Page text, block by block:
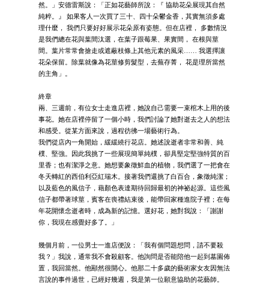
然。」安德雷斯說：「正如花藝師所說：『 協助花朵展現其自然
純粹。』 如果客人一次買了三十、四十朵鬱金香，其實無須多處
理什麼， 我們只要好好展示花朵原有姿態。但在店裡， 多數情況
是我們總在花與葉間汰選，在葉子跟莓果、果實間， 在根與莖
間。葉片常常會搶走或遮蔽枝條上其他元素的風采…… 我選擇讓
花朵保留。除葉就像為花莖修剪髮型，去蕪存菁， 花是理所當然
的主角」。
終章
兩、三週前，有位女士走進店裡，她說自己需要一束棺木上用的後
事花。她在店裡停留了一個小時，我們討論了她對逝去之人的想法
和感受。從某方面來說，過程彷彿一場藝術行為。
我們從店內一角開始，緩緩繞行花店。她述說逝者非常和善、純
樸、堅強。因此我挑了一些展現簡單純樸，卻具堅定堅強特質的百
里香；也有潔淨之意。她想要象徵鮮血的植物，我們選了一把會在
冬天轉紅的西伯利亞紅瑞木。接著我們還挑了白百合，象徵純潔；
以及藍色的風信子，藉顏色表達期待回歸最初的神祕起源。這些風
信子都帶著球莖，賓客在喪禮結束後，能帶回家種進院子裡；在每
年花開懷念逝者時，成為新的記憶。選好花，她對我說：「謝謝
你，我現在感覺好多了。」
幾個月前，一位男士一進店便說：「我有個問題想問，請不要殺
我？」我說，通常我不會殺顧客。他詢問是否能陪他一起到墓園佈
置，我回當然。他顯然很開心。他那二十多歲的藝術家女友因無法
言說的事件過世，已經好幾週，我是第一位願意協助的花藝師。